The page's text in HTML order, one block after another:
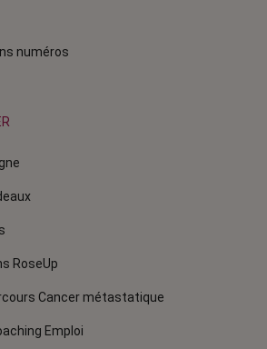
numéros
RoseUp
Cancer métastatique
Emploi